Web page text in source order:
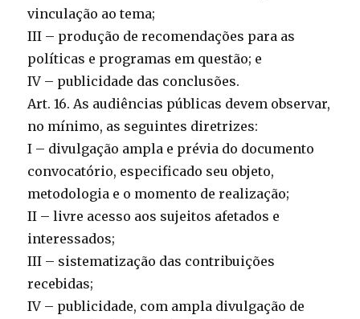
vinculação ao tema;
III – produção de recomendações para as
políticas e programas em questão; e
IV – publicidade das conclusões.
Art. 16. As audiências públicas devem observar,
no mínimo, as seguintes diretrizes:
I – divulgação ampla e prévia do documento
convocatório, especificado seu objeto,
metodologia e o momento de realização;
II – livre acesso aos sujeitos afetados e
interessados;
III – sistematização das contribuições
recebidas;
IV – publicidade, com ampla divulgação de